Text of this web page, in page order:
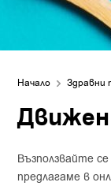
Начало Здравни
Възползвайте
предлагаме в